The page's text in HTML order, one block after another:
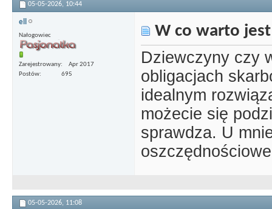
05-05-2026, 10:44
ell
Nałogowiec
Zarejestrowany
Apr 2017
Postów
695
W co warto
Dziewczyny czy
obligacjach
idealnym
możecie się
sprawdza. U
05-05-2026, 11:08